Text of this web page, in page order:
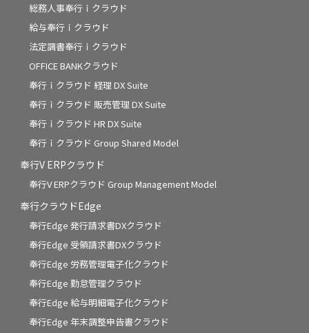
総務人事奉行ｉクラウド
給与奉行ｉクラウド
法定調書奉行ｉクラウド
OFFICE BANKクラウド
奉行ｉクラウド 経理 DX Suite
奉行ｉクラウド 販売管理 DX Suite
奉行ｉクラウド HR DX Suite
奉行ｉクラウド Group Shared Model
奉行V ERPクラウド
奉行V ERPクラウド Group Management Model
奉行クラウドEdge
奉行Edge 発行請求書DXクラウド
奉行Edge 受領請求書DXクラウド
奉行Edge 労務管理電子化クラウド
奉行Edge 勤怠管理クラウド
奉行Edge 給与明細電子化クラウド
奉行Edge 年末調整申告書クラウド